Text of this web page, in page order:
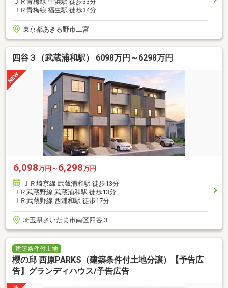
ＪＲ青梅線 福生駅 徒歩34分
東京都あきる野市二宮
四谷３（武蔵浦和駅） 6098万円～6298万円
6,098万円～ 6,298万円
ＪＲ埼京線 武蔵浦和駅 徒歩13分
ＪＲ武蔵野線 武蔵浦和駅 徒歩13分
ＪＲ武蔵野線 西浦和駅 徒歩17分
埼玉県さいたま市南区四谷３
建築条件付土地
櫻の邱 西原PARKS（建築条件付土地分譲）【予告広
告】グランディハウス/予告広告